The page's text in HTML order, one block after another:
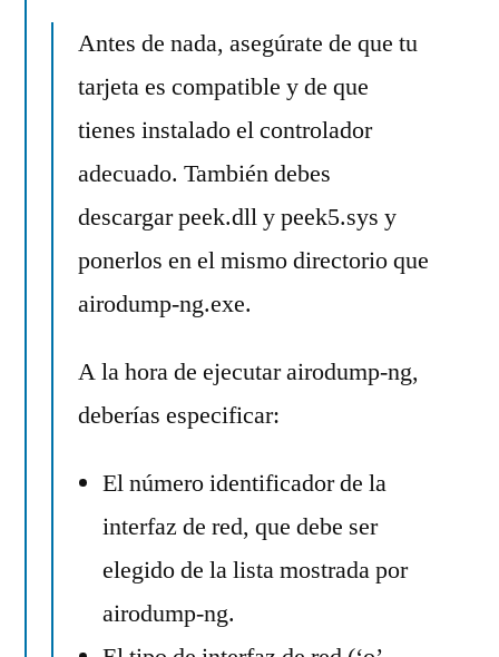
Antes de nada, asegúrate de que tu
tarjeta es compatible y de que
tienes instalado el controlador
adecuado. También debes
descargar peek.dll y peek5.sys y
ponerlos en el mismo directorio que
airodump-ng.exe.
A la hora de ejecutar airodump-ng,
deberías especificar:
El número identificador de la
interfaz de red, que debe ser
elegido de la lista mostrada por
airodump-ng.